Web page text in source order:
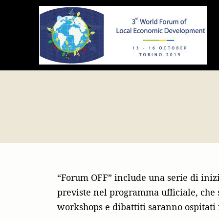
ledforumtorino2015.org
“Forum OFF” include una serie di
previste nel programma ufficiale,
workshops e dibattiti saranno